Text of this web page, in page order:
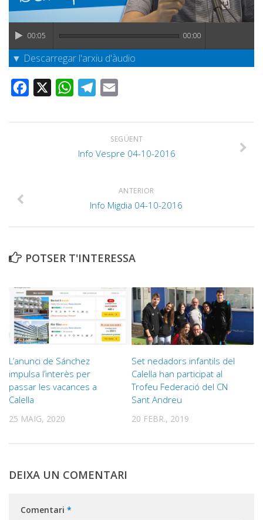
Publicitat
00:05 00:00
▼ Descarregar l'arxiu d'àudio
Facebook WhatsAppTelegram
SEGÜENT
Info Vespre 04-10-2016
ANTERIOR
Info Migdia 04-10-2016
POTSER T'INTERESSA
L’anunci de Sánchez
impulsa l’interès per
passar les vacances a
Calella
25 MAIG, 2020
Set nedadors infantils del
Calella han participat al
Trofeu Federació del CN
Sant Andreu
20 FEBR., 2019
DEIXA UN COMENTARI
Comentari *